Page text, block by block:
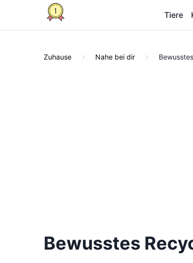
Tiere
Zuhause Nahe bei dir
Bewusstes